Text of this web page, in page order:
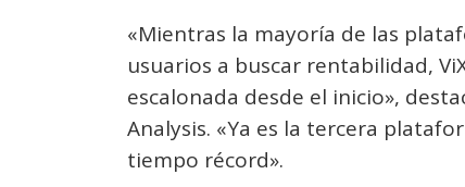
«Mientras la mayoría de las
usuarios a buscar rentabilidad,
escalonada desde el inicio»,
Analysis. «Ya es la tercera
tiempo récord».